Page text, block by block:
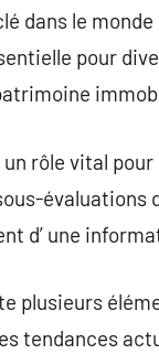
dans le
pour
rôle vital
d’ une
tendances